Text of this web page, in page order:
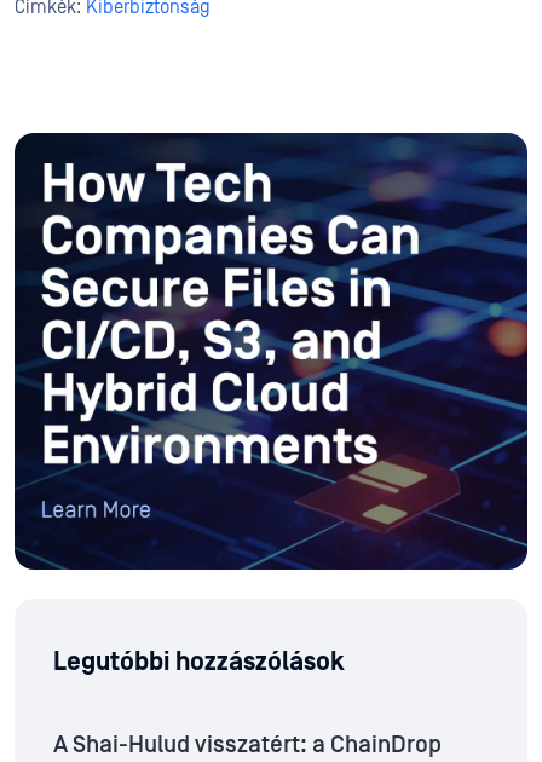
Címkék: Kiberbiztonság
Legutóbbi hozzászólások
A Shai-Hulud visszatért: a ChainDrop